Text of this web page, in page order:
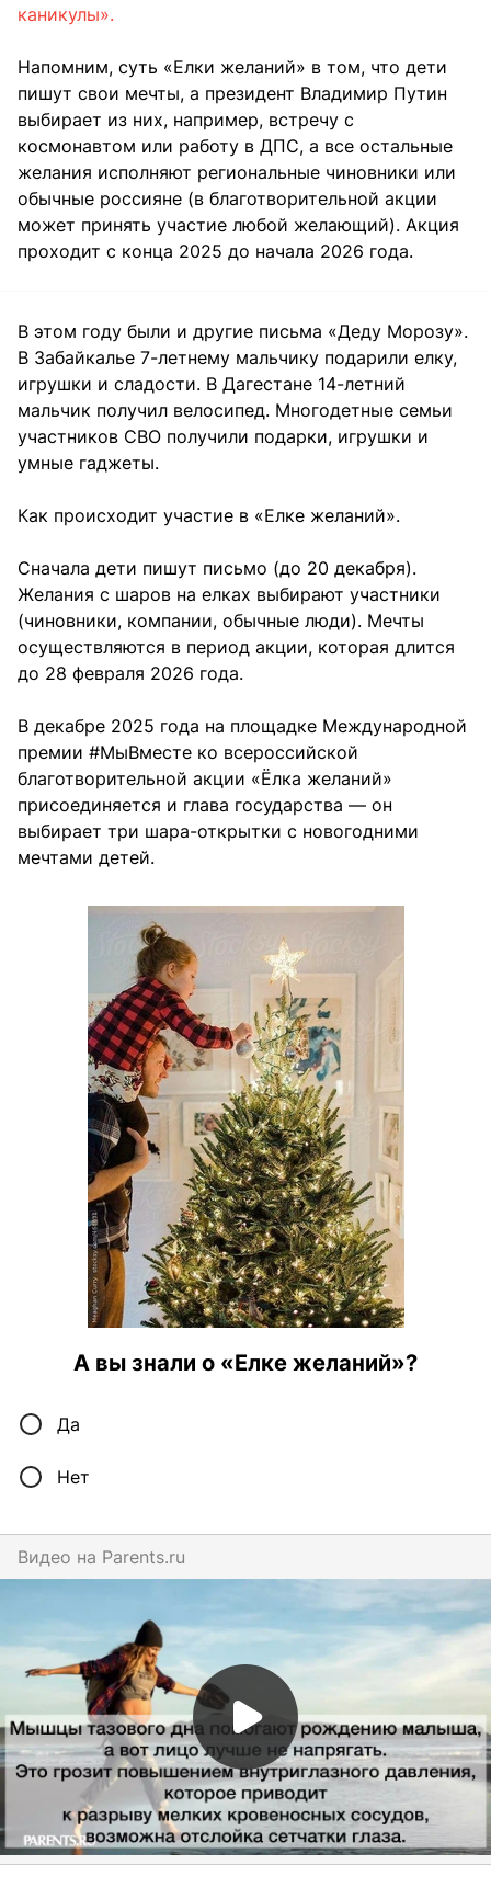
каникулы».
Напомним, суть «Елки желаний» в том, что дети
пишут свои мечты, а президент Владимир Путин
выбирает из них, например, встречу с
космонавтом или работу в ДПС, а все остальные
желания исполняют региональные чиновники или
обычные россияне (в благотворительной акции
может принять участие любой желающий). Акция
проходит с конца 2025 до начала 2026 года.
В этом году были и другие письма «Деду Морозу».
В Забайкалье 7-летнему мальчику подарили елку,
игрушки и сладости. В Дагестане 14-летний
мальчик получил велосипед. Многодетные семьи
участников СВО получили подарки, игрушки и
умные гаджеты.
Как происходит участие в «Елке желаний».
Сначала дети пишут письмо (до 20 декабря).
Желания с шаров на елках выбирают участники
(чиновники, компании, обычные люди). Мечты
осуществляются в период акции, которая длится
до 28 февраля 2026 года.
В декабре 2025 года на площадке Международной
премии #МыВместе ко всероссийской
благотворительной акции «Ёлка желаний»
присоединяется и глава государства — он
выбирает три шара-открытки с новогодними
мечтами детей.
А вы знали о «Елке желаний»?
Да
Нет
Видео на parents.ru